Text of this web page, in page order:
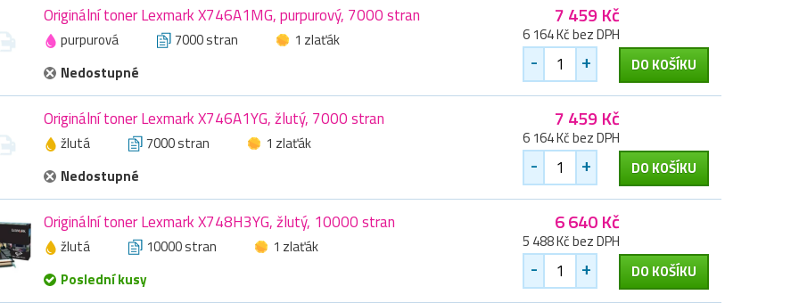
Originální toner Lexmark X746A1MG, purpurový, 7000 stran
purpurová 7000 stran
1 zlaťák
Nedostupné
7 459 Kč
6 164 Kč bez DPH
- + DO KOŠÍKU
Originální toner Lexmark X746A1YG, žlutý, 7000 stran
žlutá 7000 stran
1 zlaťák
Nedostupné
7 459 Kč
6 164 Kč bez DPH
- + DO KOŠÍKU
Originální toner Lexmark X748H3YG, žlutý, 10000 stran
žlutá 10000 stran
1 zlaťák
Poslední kusy
6 640 Kč
5 488 Kč bez DPH
- + DO KOŠÍKU